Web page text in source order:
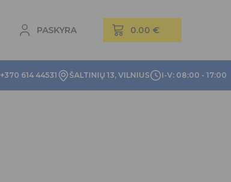
PASKYRA
+370 614 44531 ŠALTINIŲ 13, VILNIUS I-V: 08:00 - 17:00